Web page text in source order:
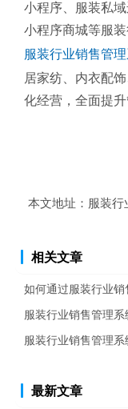
小程序、服装私
小程序商城等服
服装行业销售管
居家纺、内衣配
化经营，全面提升
本文地址： 服装行
相关文章
如何通过服装行业
服装行业销售管理
服装行业销售管理
最新文章